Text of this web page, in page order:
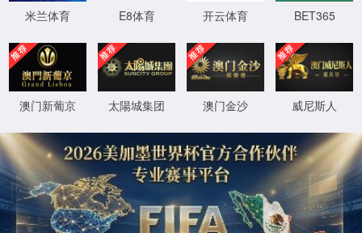
2026买世界杯赛事网站(中国
区)-Official website
返回首页